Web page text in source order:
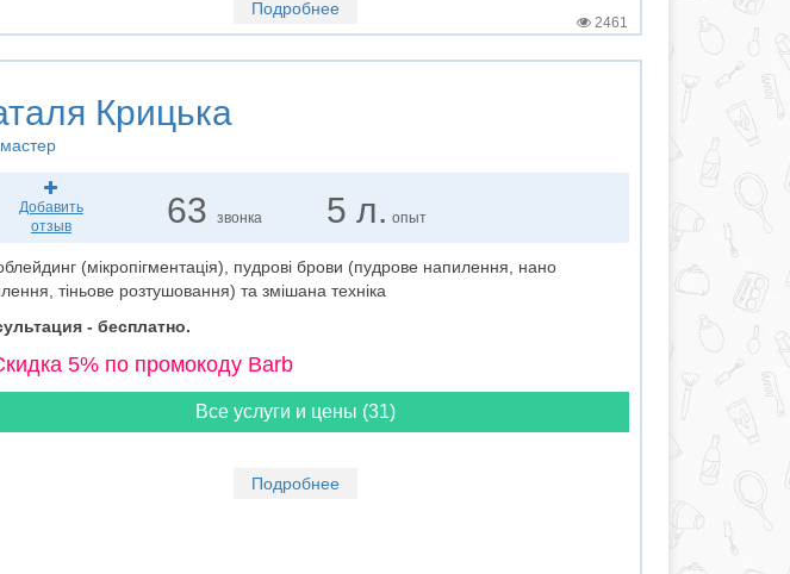
Подробнее
2461
Крицька
Добавить
отзыв
63 звонка 5 л. опыт
(мікропігментація), пудрові брови (пудрове напилення, нано
тіньове розтушовання) та змішана техніка
- бесплатно.
5% по промокоду Barb
Все услуги и цены (31)
Подробнее